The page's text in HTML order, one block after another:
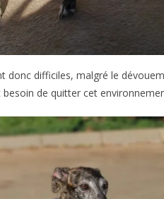
donc difficiles, malgré le
de quitter cet